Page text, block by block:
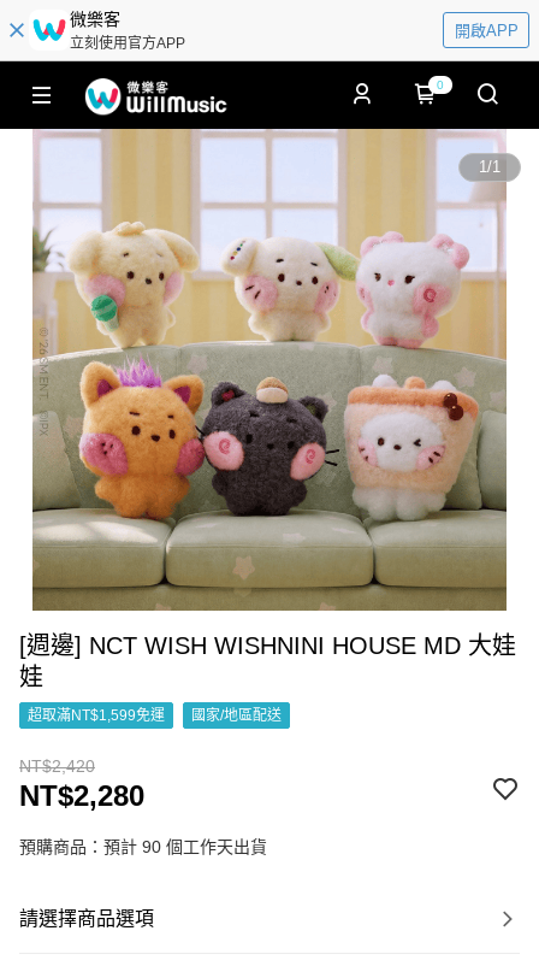
微樂客
立刻使用官方APP
開啟APP
0
1/1
[週邊] NCT WISH WISHNINI HOUSE MD 大娃
娃
超取滿NT$1,599免運 國家/地區配送
NT$2,420
NT$2,280
預購商品：預計 90 個工作天出貨
請選擇商品選項